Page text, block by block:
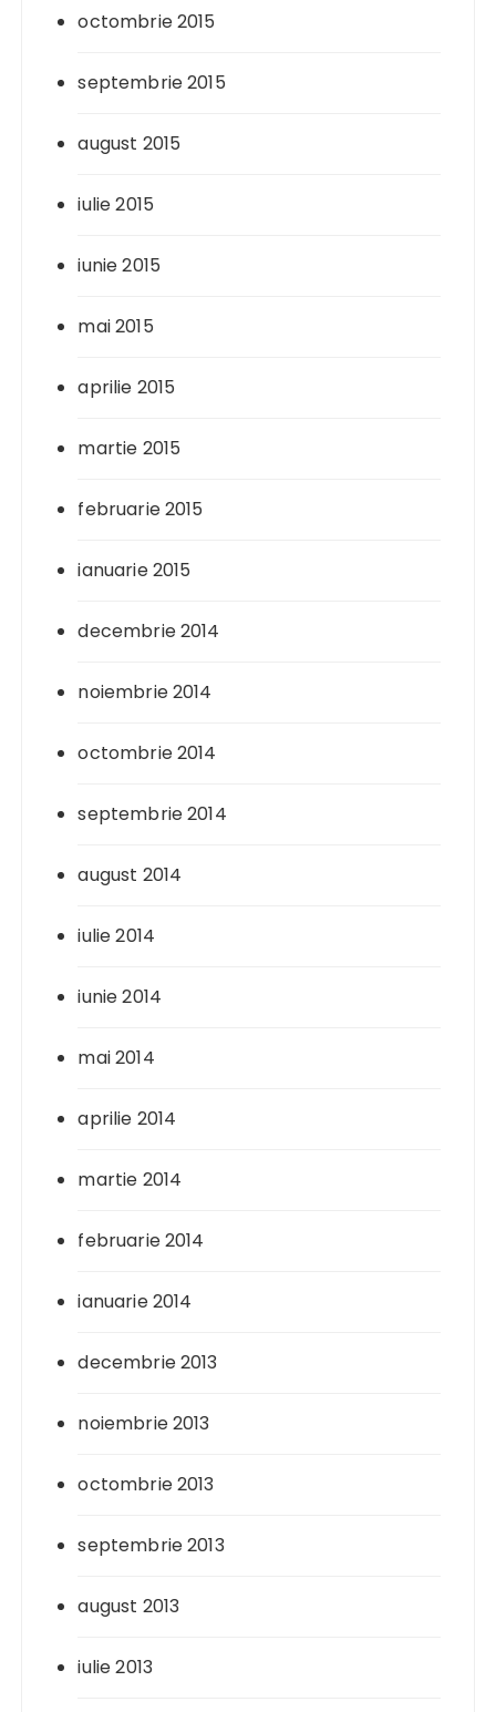
octombrie 2015
septembrie 2015
august 2015
iulie 2015
iunie 2015
mai 2015
aprilie 2015
martie 2015
februarie 2015
ianuarie 2015
decembrie 2014
noiembrie 2014
octombrie 2014
septembrie 2014
august 2014
iulie 2014
iunie 2014
mai 2014
aprilie 2014
martie 2014
februarie 2014
ianuarie 2014
decembrie 2013
noiembrie 2013
octombrie 2013
septembrie 2013
august 2013
iulie 2013